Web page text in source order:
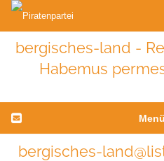
bergisches-land -
Habemus
bergisches-